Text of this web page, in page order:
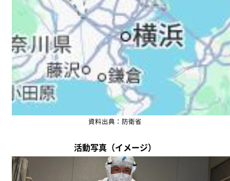
資料出典：防衛省
活動写真（イメージ）